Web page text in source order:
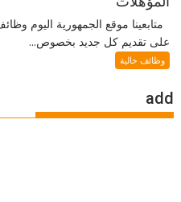
متابعينا موقع الجمهورية اليوم
على تقديم كل جديد بخصوص...
وظائف خالية
add